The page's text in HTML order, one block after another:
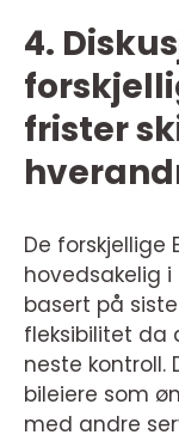
4.
frister
De forskjellige
hovedsakelig
basert på
fleksibilitet da
neste
bileiere som
med andre